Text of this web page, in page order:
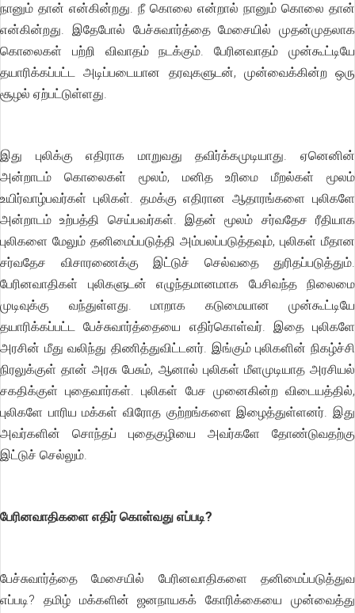
நானும் தான் என்கின்றது. நீ கொலை என்றால் நானும் கொலை தான்
என்கின்றது. இதேபோல் பேச்சுவார்த்தை மேசையில் முதன்முதலாக
கொலைகள் பற்றி விவாதம் நடக்கும். பேரினவாதம் முன்கூட்டியே
தயாரிக்கப்பட்ட அடிப்படையான தரவுகளுடன், முன்வைக்கின்ற ஒரு
சூழல் ஏற்பட்டுள்ளது.
இது புலிக்கு எதிராக மாறுவது தவிர்க்கமுடியாது. ஏனெனின்
அன்றாடம் கொலைகள் மூலம், மனித உரிமை மீறல்கள் மூலம்
உயிர்வாழ்பவர்கள் புலிகள். தமக்கு எதிரான ஆதாரங்களை புலிகளே
அன்றாடம் உற்பத்தி செய்பவர்கள். இதன் மூலம் சர்வதேச ரீதியாக
புலிகளை மேலும் தனிமைப்படுத்தி அம்பலப்படுத்தவும், புலிகள் மீதான
சர்வதேச விசாரணைக்கு இட்டுச் செல்வதை துரிதப்படுத்தும்.
பேரினவாதிகள் புலிகளுடன் எழுந்தமானமாக பேசிவந்த நிலைமை
முடிவுக்கு வந்துள்ளது. மாறாக கடுமையான முன்கூட்டியே
தயாரிக்கப்பட்ட பேச்சுவார்த்தையை எதிர்கொள்வர். இதை புலிகளே
அரசின் மீது வலிந்து திணித்துவிட்டனர். இங்கும் புலிகளின் நிகழ்ச்சி
நிரலுக்குள் தான் அரசு பேசும், ஆனால் புலிகள் மீளமுடியாத அரசியல்
சகதிக்குள் புதைவார்கள். புலிகள் பேச முனைகின்ற விடையத்தில்,
புலிகளே பாரிய மக்கள் விரோத குற்றங்களை இழைத்துள்ளனர். இது
அவர்களின் சொந்தப் புதைகுழியை அவர்களே தோண்டுவதற்கு
இட்டுச் செல்லும்.
பேரினவாதிகளை எதிர் கொள்வது எப்படி?
பேச்சுவார்த்தை மேசையில் பேரினவாதிகளை தனிமைப்படுத்துவ
எப்படி? தமிழ் மக்களின் ஜனநாயகக் கோரிக்கையை முன்வைத்து